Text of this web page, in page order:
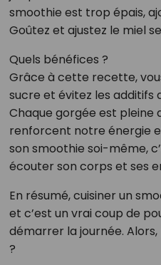
smoothie est trop épais,
Goûtez et ajustez le miel
Quels bénéfices ?
Grâce à cette recette,
sucre et évitez les additifs
Chaque gorgée est pleine
renforcent notre énergie
son smoothie soi-même,
écouter son corps et ses
En résumé, cuisiner un
et c’est un vrai coup de
démarrer la journée.
?